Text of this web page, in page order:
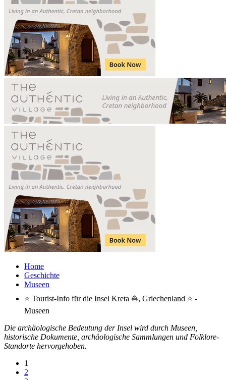
Home
Geschichte
Museen
⭐ Tourist-Info für die Insel Kreta ⛵, Griechenland ⭐ -
Museen
Die archäologische Bedeutung der Insel wird durch Museen,
historische Dokumente, archäologische Sammlungen und Folklore-
Standorte hervorgehoben.
1
2